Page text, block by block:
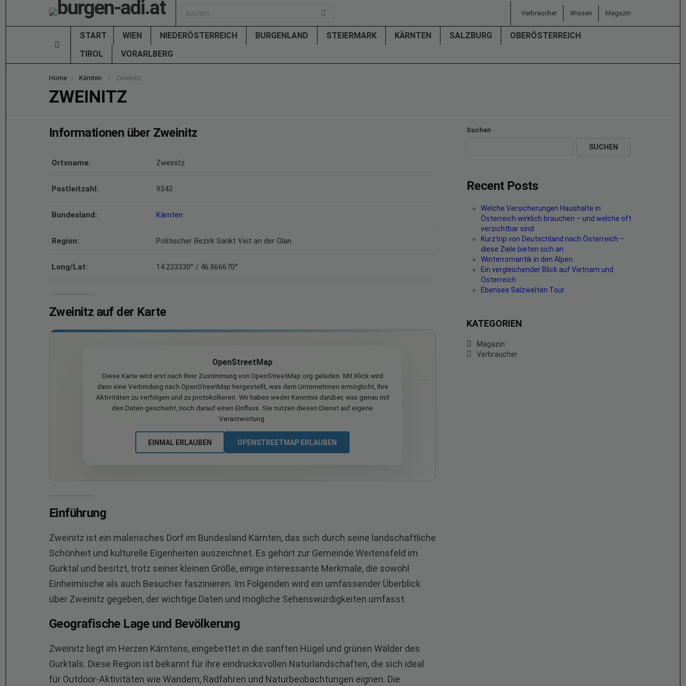
for:
Verbraucher Wissen Magazin
START WIEN NIEDERÖSTERREICH BURGENLAND STEIERMARK KÄRNTEN SALZBURG
OBERÖSTERREICH
TIROL
VORARLBERG
You are here:
Home Kärnten Zweinitz
ZWEINITZ
Informationen über Zweinitz
Ortsname: Zweinitz
Postleitzahl: 9343
Bundesland: Kärnten
Region: Politischer Bezirk Sankt Veit an der Glan
Long/Lat: 14.233330° / 46.866670°
Zweinitz auf der Karte
OpenStreetMap
Diese Karte wird erst nach Ihrer Zustimmung von OpenStreetMap.org geladen. Mit Klick wird
dann eine Verbindung nach OpenStreetMap hergestellt, was dem Unternehmen ermöglicht, Ihre
Aktivitäten zu verfolgen und zu protokollieren. Wir haben weder Kenntnis darüber, was genau mit
den Daten geschieht, noch darauf einen Einfluss. Sie nutzen diesen Dienst auf eigene
Verantwortung.
EINMAL ERLAUBEN OPENSTREETMAP ERLAUBEN
Einführung
Zweinitz ist ein malerisches Dorf im Bundesland Kärnten, das sich durch seine landschaftliche
Schönheit und kulturelle Eigenheiten auszeichnet. Es gehört zur Gemeinde Weitensfeld im
Gurktal und besitzt, trotz seiner kleinen Größe, einige interessante Merkmale, die sowohl
Einheimische als auch Besucher faszinieren. Im Folgenden wird ein umfassender Überblick
über Zweinitz gegeben, der wichtige Daten und mögliche Sehenswürdigkeiten umfasst.
Geografische Lage und Bevölkerung
Zweinitz liegt im Herzen Kärntens, eingebettet in die sanften Hügel und grünen Wälder des
Gurktals. Diese Region ist bekannt für ihre eindrucksvollen Naturlandschaften, die sich ideal
für Outdoor-Aktivitäten wie Wandern, Radfahren und Naturbeobachtungen eignen. Die
Suchen
SUCHEN
Recent Posts
Welche Versicherungen Haushalte in
Österreich wirklich brauchen – und welche oft
verzichtbar sind
Kurztrip von Deutschland nach Österreich –
diese Ziele bieten sich an
Winterromantik in den Alpen
Ein vergleichender Blick auf Vietnam und
Österreich
Ebensee Salzwelten Tour
KATEGORIEN
Magazin
Verbraucher